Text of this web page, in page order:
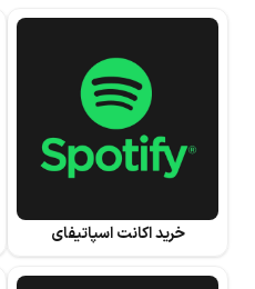
خرید اکانت اسپاتیفای